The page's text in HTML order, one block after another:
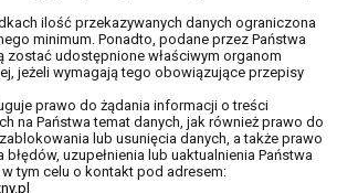
ilość przekazywanych danych ograniczona
minimum. Ponadto, podane przez Państwa
zostać udostępnione właściwym organom
jeżeli wymagają tego obowiązujące przepisy
prawo do żądania informacji o treści
na Państwa temat danych, jak również prawo do
lub usunięcia danych, a także prawo
uzupełnienia lub uaktualnienia Państwa
w tym celu o kontakt pod adresem: